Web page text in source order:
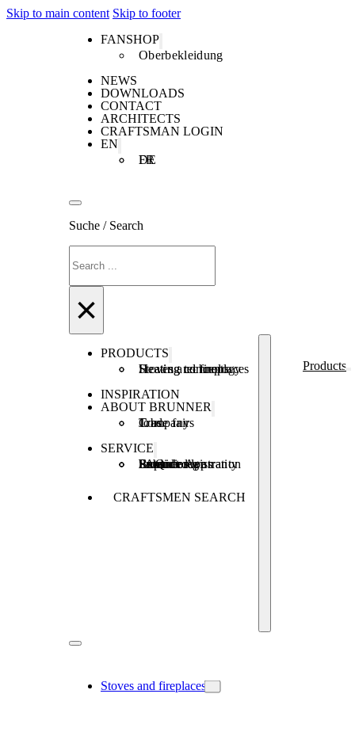
Skip to main content Skip to footer
FANSHOP
Oberbekleidung
NEWS
DOWNLOADS
CONTACT
ARCHITECTS
CRAFTSMAN LOGIN
EN
DE
FR
Suche / Search
×
PRODUCTS
Stoves and fireplaces
Heating technology
Heating concepts
INSPIRATION
ABOUT BRUNNER
Company
Jobs
Trade fairs
SERVICE
Product registration
Brunner Apps
FAQ
Subsidies
Extended warranty
Repair order
CRAFTSMEN SEARCH
Products
Stoves and fireplaces